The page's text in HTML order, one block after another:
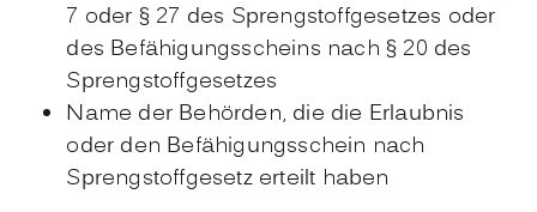
7 oder § 27 des Sprengstoffgesetzes oder
des Befähigungsscheins nach § 20 des
Sprengstoffgesetzes
Name der Behörden, die die Erlaubnis
oder den Befähigungsschein nach
Sprengstoffgesetz erteilt haben